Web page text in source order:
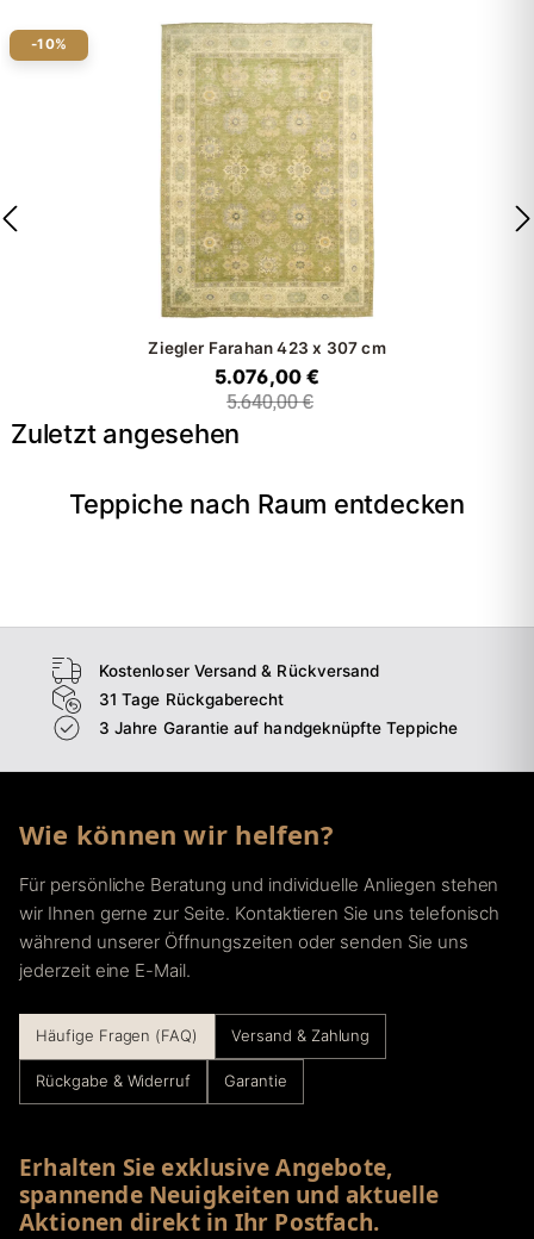
-10%
Ziegler Farahan 423 x 307 cm
5.076,00 €
5.640,00 €
Zuletzt angesehen
Teppiche nach Raum entdecken
Wohnzimmer
Kostenloser Versand & Rückversand
31 Tage Rückgaberecht
3 Jahre Garantie auf handgeknüpfte Teppiche
Wie können wir helfen?
Für persönliche Beratung und individuelle Anliegen stehen
wir Ihnen gerne zur Seite. Kontaktieren Sie uns telefonisch
während unserer Öffnungszeiten oder senden Sie uns
jederzeit eine E-Mail.
Häufige Fragen (FAQ) Versand & Zahlung
Rückgabe & Widerruf Garantie
Erhalten Sie exklusive Angebote,
spannende Neuigkeiten und aktuelle
Aktionen direkt in Ihr Postfach.